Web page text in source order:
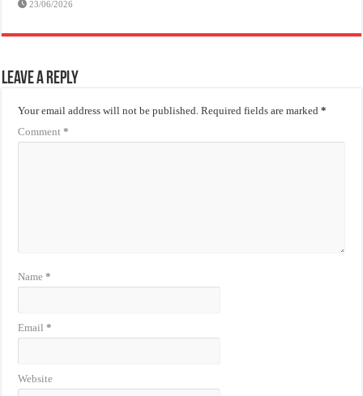
23/06/2026
Leave a Reply
Your email address will not be published. Required fields are marked*
Comment*
Name*
Email*
Website